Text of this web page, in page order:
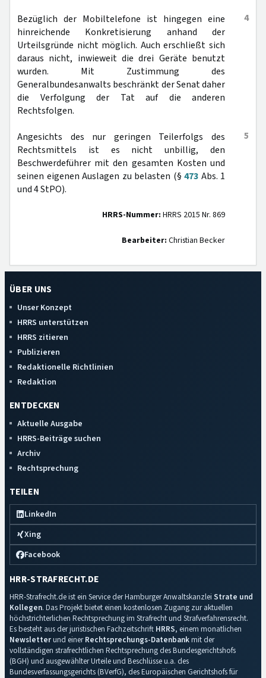
4
Bezüglich der Mobiltelefone ist hingegen eine
hinreichende Konkretisierung anhand der
Urteilsgründe nicht möglich. Auch erschließt sich
daraus nicht, inwieweit die drei Geräte benutzt
wurden. Mit Zustimmung des
Generalbundesanwalts beschränkt der Senat daher
die Verfolgung der Tat auf die anderen
Rechtsfolgen.
5
Angesichts des nur geringen Teilerfolgs des
Rechtsmittels ist es nicht unbillig, den
Beschwerdeführer mit den gesamten Kosten und
seinen eigenen Auslagen zu belasten (§ 473 Abs. 1
und 4 StPO).
HRRS-Nummer: HRRS 2015 Nr. 869
Bearbeiter: Christian Becker
ÜBER UNS
Unser Konzept
HRRS unterstützen
HRRS zitieren
Publizieren
Redaktionelle Richtlinien
Redaktion
ENTDECKEN
Aktuelle Ausgabe
HRRS-Beiträge suchen
Archiv
Rechtsprechung
TEILEN
LinkedIn
Xing
Facebook
HRR-STRAFRECHT.DE
HRR-Strafrecht.de ist ein Service der Hamburger Anwaltskanzlei Strate und
Kollegen. Das Projekt bietet einen kostenlosen Zugang zur aktuellen
höchstrichterlichen Rechtsprechung im Strafrecht und Strafverfahrensrecht.
Es besteht aus der juristischen Fachzeitschrift HRRS, einem monatlichen
Newsletterund einerRechtsprechungs-Datenbankmit der
vollständigen strafrechtlichen Rechtsprechung des Bundesgerichtshofs
(BGH) und ausgewählter Urteile und Beschlüsse u.a. des
Bundesverfassungsgerichts (BVerfG), des Europäischen Gerichtshofs für